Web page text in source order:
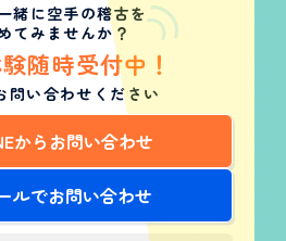
緒に空手の稽古を
てみませんか？
随時受付中！
問い合わせください
からお問い合わせ
ルでお問い合わせ